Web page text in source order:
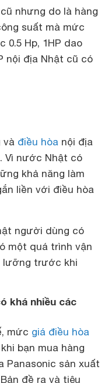
nhưng do là hàng
suất mà mức
0.5 Hp, 1HP dao
nội địa Nhật cũ có
và điều hòa nội địa
Vì nước Nhật có
khả năng làm
liền với điều hòa
người dùng có
một quá trình vận
lưỡng trước khi
khá nhiều các
mức giá điều hòa
bạn mua hàng
Panasonic sản xuất
đề ra và tiêu